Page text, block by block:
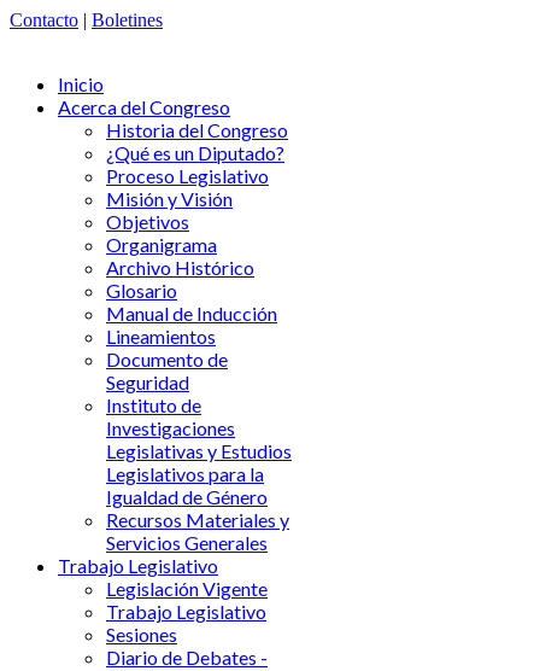
Contacto | Boletines
Inicio
Acerca del Congreso
Historia del Congreso
¿Qué es un Diputado?
Proceso Legislativo
Misión y Visión
Objetivos
Organigrama
Archivo Histórico
Glosario
Manual de Inducción
Lineamientos
Documento de
Seguridad
Instituto de
Investigaciones
Legislativas y Estudios
Legislativos para la
Igualdad de Género
Recursos Materiales y
Servicios Generales
Trabajo Legislativo
Legislación Vigente
Trabajo Legislativo
Sesiones
Diario de Debates -